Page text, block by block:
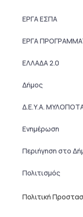
ΕΡΓΑ ΕΣΠΑ
ΕΡΓΑ
ΕΛΛΑΔΑ 2.0
Δήμος
Δ.Ε.Υ.Α.
Ενημέρωση
Περιήγηση στο
Πολιτισμός
Πολιτική